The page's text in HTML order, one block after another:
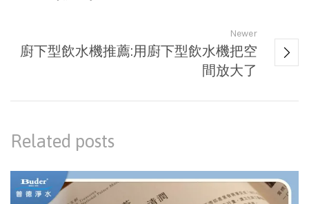
Newer
廚下型飲水機推薦:用廚下型飲水機把空
間放大了
Related posts